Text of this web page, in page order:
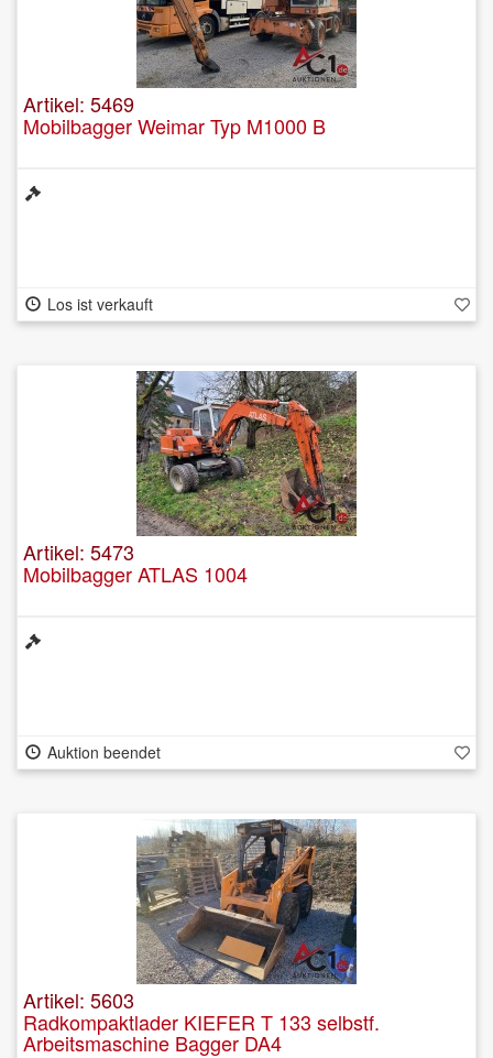
Artikel: 5469
Mobilbagger Weimar Typ M1000 B
Los ist verkauft
Artikel: 5473
Mobilbagger ATLAS 1004
Auktion beendet
Artikel: 5603
Radkompaktlader KIEFER T 133 selbstf.
Arbeitsmaschine Bagger DA4